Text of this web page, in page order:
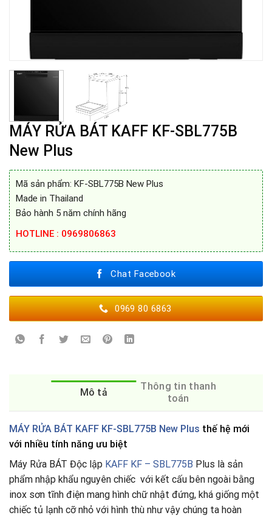
MÁY RỬA BÁT KAFF KF-SBL775B
New Plus
Mã sản phẩm: KF-SBL775B New Plus
Made in Thailand
Bảo hành 5 năm chính hãng
HOTLINE : 0969806863
Chat Facebook
0969 80 6863
Mô tả
Thông tin thanh
toán
MÁY RỬA BÁT KAFF KF-SBL775B New Plus thế hệ mới
với nhiều tính năng ưu biệt
Máy Rửa BÁT Độc lập KAFF KF – SBL775B Plus là sản
phẩm nhập khẩu nguyên chiếc với kết cấu bên ngoài bằng
inox sơn tĩnh điện mang hình chữ nhật đứng, khá giống một
chiếc tủ lạnh cỡ nhỏ với hình thù như vậy chúng ta hoàn